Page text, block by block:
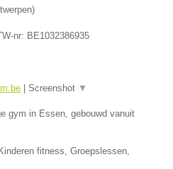
)
nr: BE1032386935
Screenshot ▼
gym in Essen, gebouwd vanuit
fitness, Groepslessen,